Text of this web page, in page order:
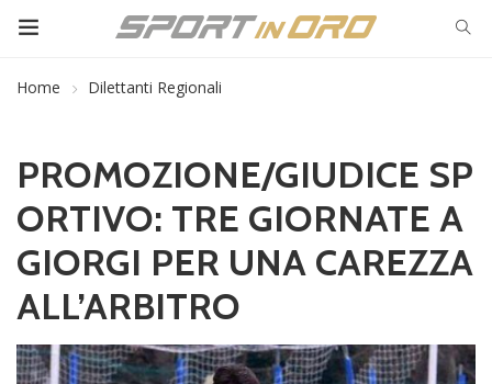
Home Dilettanti Regionali
PROMOZIONE/GIUDICE SP
ORTIVO: TRE GIORNATE A
GIORGI PER UNA CAREZZA
ALL’ARBITRO